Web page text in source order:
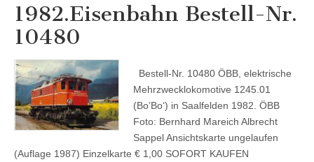
1982.Eisenbahn Bestell-Nr.
10480
Bestell-Nr. 10480 ÖBB, elektrische
Mehrzwecklokomotive 1245.01
(Bo’Bo‘) in Saalfelden 1982. ÖBB
Foto: Bernhard Mareich Albrecht
Sappel Ansichtskarte ungelaufen
(Auflage 1987) Einzelkarte € 1,00 SOFORT KAUFEN